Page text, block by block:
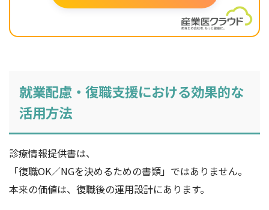
就業配慮・復職支援における効果的な
活用方法
診療情報提供書は、
「復職OK／NGを決めるための書類」ではありません。
本来の価値は、復職後の運用設計にあります。